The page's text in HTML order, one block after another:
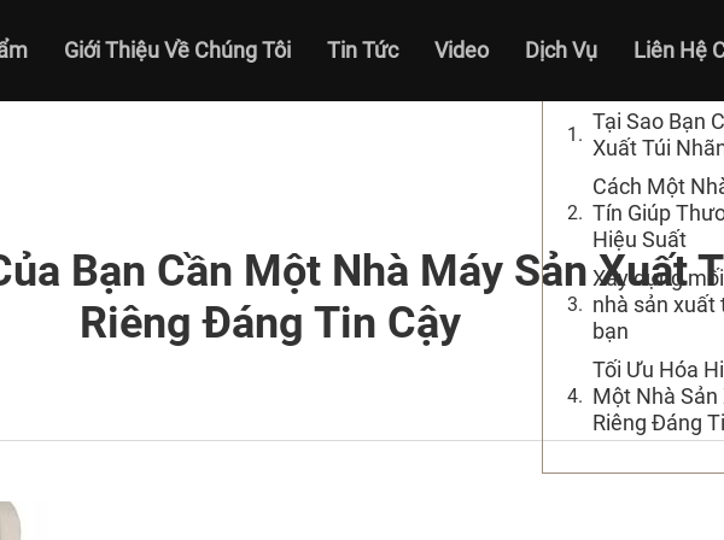
Giới Thiệu Về Chúng Tôi Tin Tức Video Dịch Vụ Liên Hệ
Bạn Cần Một Nhà Máy Sản Xuất
Riêng Đáng Tin Cậy
Mục lục
Tại Sao Bạn
Xuất Túi
Cách Một
Tín Giúp
Hiệu Suất
Xây dựng
nhà sản xuất
bạn
Tối Ưu Hóa
Một Nhà Sản
Riêng Đáng